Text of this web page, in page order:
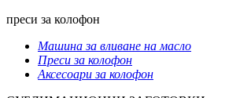
преси за колофон
Машина за вливане на масло
Преси за колофон
Аксесоари за колофон